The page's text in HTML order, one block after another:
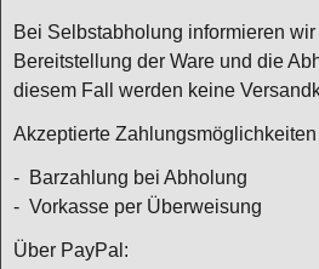
Bei Selbstabholung informieren
Bereitstellung der Ware und die
diesem Fall werden keine
Akzeptierte Zahlungsmöglichkeiten
- Barzahlung bei Abholung
- Vorkasse per Überweisung
Über PayPal: